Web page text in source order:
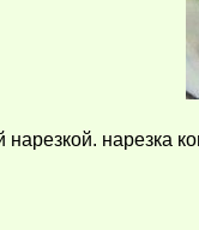
нарезкой. нарезка